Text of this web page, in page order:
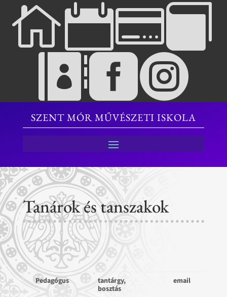


SZENT MÓR MŰVÉSZETI ISKOLA
Tanárok és tanszakok
Pedagógus
tantárgy,
bosztás
email